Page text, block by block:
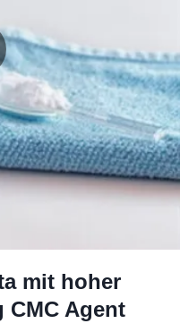
mit hoher
CMC Agent